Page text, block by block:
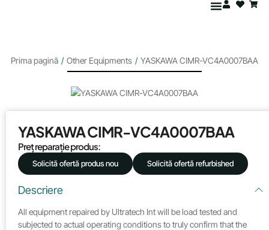
Prima pagină / Other Equipments / YASKAWA CIMR-VC4A0007BAA
YASKAWA CIMR-VC4A0007BAA
Preț reparație produs:
Solicită ofertă produs nou Solicită ofertă refurbished
Descriere
All equipment repaired by Ultratech Int will be load tested and
subjected to actual operating conditions to truly confirm that the